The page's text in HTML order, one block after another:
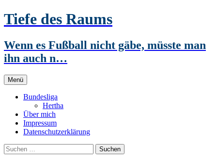
Zum
Inhalt
Tiefe des Raums
Wenn es Fußball nicht gäbe, müsste man
ihn auch n…
Menü
Bundesliga
Hertha
Über mich
Impressum
Datenschutzerklärung
Suchen
nach: